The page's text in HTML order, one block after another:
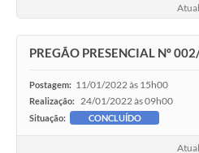
PREGÃO PRESENCIAL Nº
Postagem: 11/01/2022 às 15h00
Realização: 24/01/2022 às 09h00
Situação: CONCLUÍDO